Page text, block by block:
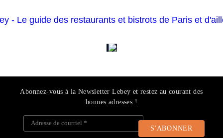
Abonnez-vous à la Newsletter Lebey et restez au courant des
bonnes adresses !
Adresse de courriel